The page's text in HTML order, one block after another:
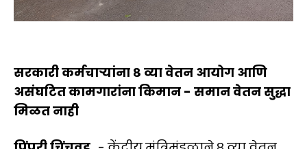
सरकारी कर्मचाऱ्यांना ८ व्या वेतन आयोग आणि
असंघटित कामगारांना किमान - समान वेतन सुद्धा
मिळत नाही